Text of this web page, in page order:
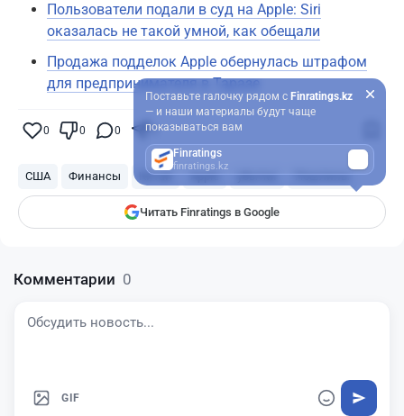
Пользователи подали в суд на Apple: Siri
оказалась не такой умной, как обещали
Продажа подделок Apple обернулась штрафом
для предпринимателя в Таразе
0 0 0 0
США Финансы Китай Apple убытки Пошлины
Читать Finratings в Google
Поставьте галочку рядом с Finratings.kz
— и наши материалы будут чаще
показываться вам
Finratings
finratings.kz
Комментарии 0
GIF